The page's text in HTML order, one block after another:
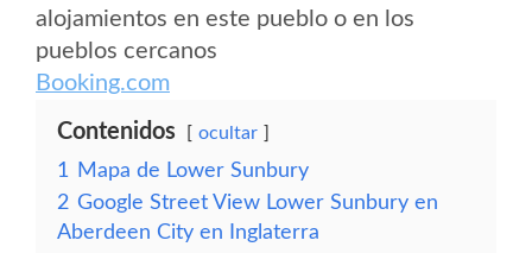
alojamientos en este pueblo o en los
pueblos cercanos
Booking.com
Contenidos ocultar
1
Mapa de Lower Sunbury
2 Google Street View Lower Sunbury en
Aberdeen City en Inglaterra